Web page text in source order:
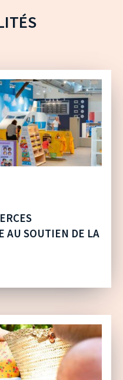
AU SOUTIEN DE LA